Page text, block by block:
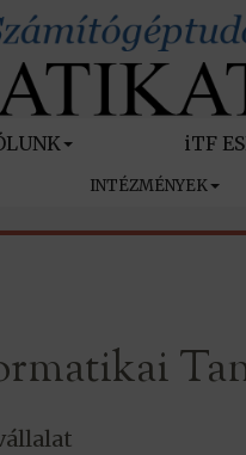
iTF
INTÉZMÉNYEK